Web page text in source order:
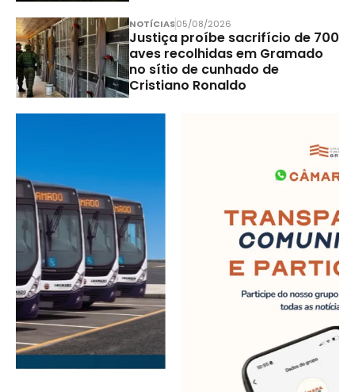
NOTÍCIAS05/08/2026
Justiça proíbe sacrifício de 700
aves recolhidas em Gramado
no sítio de cunhado de
Cristiano Ronaldo